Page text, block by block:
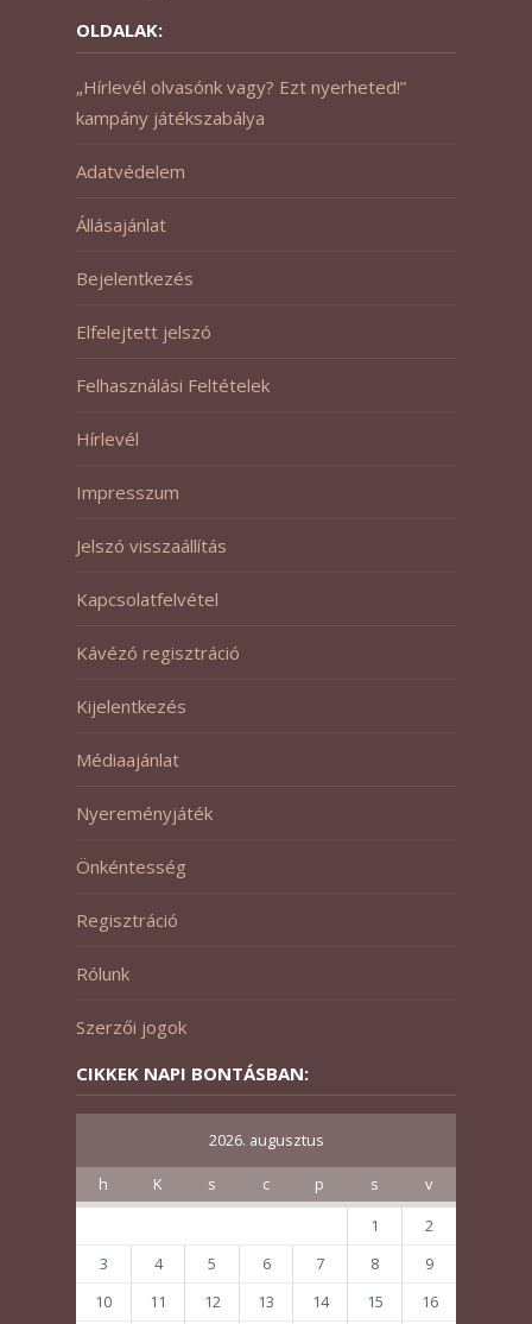
OLDALAK:
„Hírlevél olvasónk vagy? Ezt nyerheted!”
kampány játékszabálya
Adatvédelem
Állásajánlat
Bejelentkezés
Elfelejtett jelszó
Felhasználási Feltételek
Hírlevél
Impresszum
Jelszó visszaállítás
Kapcsolatfelvétel
Kávézó regisztráció
Kijelentkezés
Médiaajánlat
Nyereményjáték
Önkéntesség
Regisztráció
Rólunk
Szerzői jogok
CIKKEK NAPI BONTÁSBAN:
2026. augusztus
h K s c p s
v
1
2
3
4 5 6 7 8
9
10
11 12 13 14 15 16